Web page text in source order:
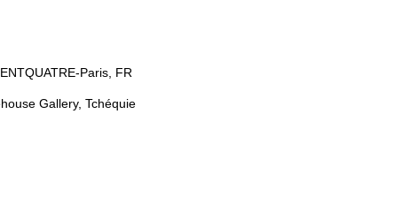
Paris, FR
Gallery, Tchéquie